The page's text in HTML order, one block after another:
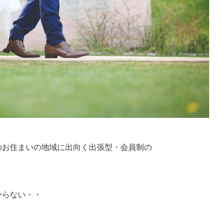
住まいの地域に出向く出張型・会員制の
ない・・